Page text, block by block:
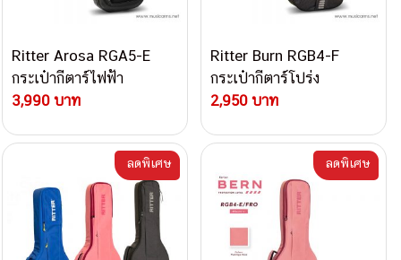
Ritter Arosa RGA5-E
กระเป๋ากีตาร์ไฟฟ้า
3,990 บาท
Ritter Burn RGB4-F
กระเป๋ากีตาร์โปร่ง
2,950 บาท
ลดพิเศษ ลดพิเศษ